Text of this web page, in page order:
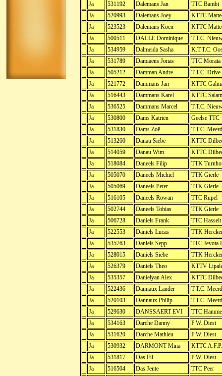
Ja
531192 Dalemans Jan
TTC Bambi
Ja
520993 Dalemans Joey
KTTC
Ja
523523 Dalemans Koen
KTTC
Ja
500511 DALLE Dominique
T.T.C.
Ja
534959 Dalmeida Sasha
K.T.T.C.
Ja
531789 Damiaens Jonas
TTC
Ja
505212 Damman Andre
T.T.C. Drive
Ja
521772 Dammans Jan
KTTC
Ja
516443 Dammans Karel
KTTC
Ja
536525 Dammans Marcel
T.T.C.
Ja
530800 Dams Katrien
Geelse TTC
Ja
531830 Dams Zoë
T.T.C.
Ja
513260 Danau Siebe
KTTC
Ja
514059 Danau Wim
KTTC
Ja
518084 Daneels Filip
TTK
Ja
505070 Daneels Michiel
TTK Gierle
Ja
505069 Daneels Peter
TTK Gierle
Ja
516105 Daneels Rowan
TTC Rupel
Ja
502744 Daneels Tobias
TTK Gierle
Ja
506728 Daniels Frank
TTC Hasselt
Ja
522553 Daniels Lucas
TTK
Ja
535763 Daniels Sepp
TTC Jevota
Ja
528015 Daniels Siebe
TTK
Ja
526379 Daniels Theo
KTTV
Ja
535357 Danielyan Alex
KTTC
Ja
522436 Dannaux Lander
T.T.C.
Ja
520103 Dannaux Philip
T.T.C.
Ja
529630 DANSSAERT EVI
TTC Hamme
Ja
534163 Darche Danny
P.W. Diest
Ja
531620 Darche Mathieu
P.W. Diest
Ja
530932 DARMONT Mina
KTTC
Ja
531817 Das Fil
P.W. Diest
Ja
516504 Das Jente
TTC Peer